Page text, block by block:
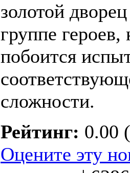
золотой
группе героев,
побоится
сложности.
Рейтинг: 0.00
Оцените эту